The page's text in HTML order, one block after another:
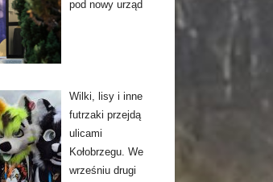
pod nowy urząd
Wilki, lisy i inne
futrzaki przejdą
ulicami
Kołobrzegu. We
wrześniu drugi